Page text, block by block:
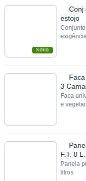
NOVO
Conj
estojo
3
Faca
e
F.T. 8
Panela
litros